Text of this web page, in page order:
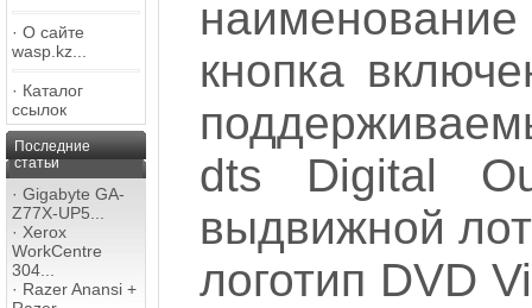
· О сайте
wasp.kz...
· Каталог
ссылок
Последние
статьи
· Gigabyte GA-
Z77X-UP5...
· Xerox
WorkCentre
304...
· Razer Anansi +
кнопка
dts Digital
выдвижной
логотип DVD